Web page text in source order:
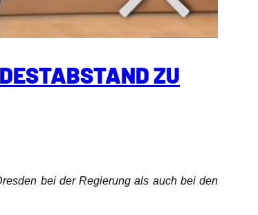
ZU
bei der Regierung als auch bei den